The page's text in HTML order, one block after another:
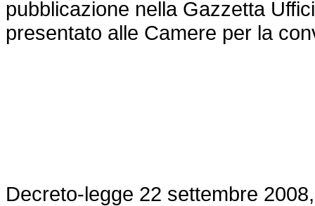
pubblicazione nella Gazzetta
presentato alle Camere per la
Decreto-legge 22 settembre